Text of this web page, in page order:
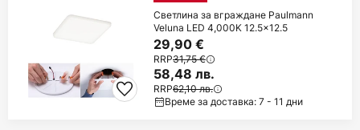
Светлина за вграждане Paulmann
Veluna LED 4,000K 12.5x12.5
29,90 €
RRP31,75 €
58,48 лв.
RRP62,10 лв.
Време за доставка: 7 - 11 дни